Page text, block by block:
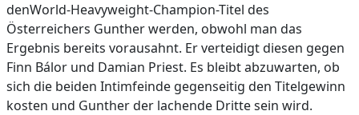
denWorld-Heavyweight-Champion-Titel des
Österreichers Gunther werden, obwohl man das
Ergebnis bereits vorausahnt. Er verteidigt diesen gegen
Finn Bálor und Damian Priest. Es bleibt abzuwarten, ob
sich die beiden Intimfeinde gegenseitig den Titelgewinn
kosten und Gunther der lachende Dritte sein wird.